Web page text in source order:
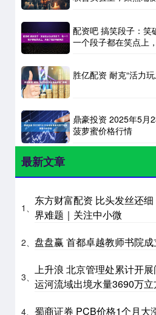
配资吧 搞笑段子：笑
一个段子都在笑点上
胜亿配资 耐克“活力
鼎豪投资 2025年5月
菠萝蜜价格行情
最新文章
1、
东方财富配资 比头发丝还
界难题｜关注中小微
2、 盘盘赢 首都卓越教师书院成
3、
上升浪 北京管理处累计开
运河流域出境水量3690万
4、 蜀商证券 PCB价格1个月大